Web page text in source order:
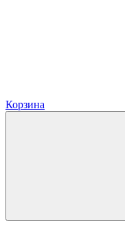
Корзина